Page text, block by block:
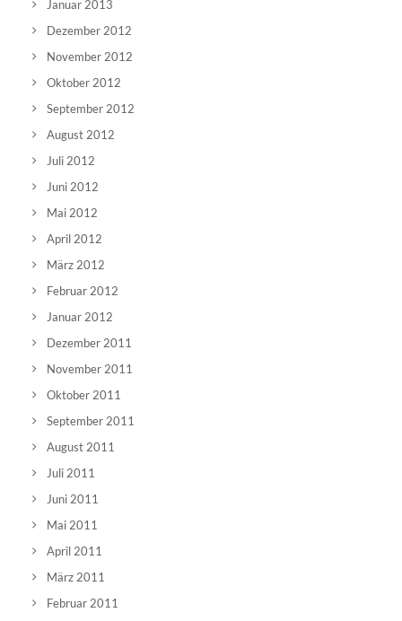
Januar 2013
Dezember 2012
November 2012
Oktober 2012
September 2012
August 2012
Juli 2012
Juni 2012
Mai 2012
April 2012
März 2012
Februar 2012
Januar 2012
Dezember 2011
November 2011
Oktober 2011
September 2011
August 2011
Juli 2011
Juni 2011
Mai 2011
April 2011
März 2011
Februar 2011